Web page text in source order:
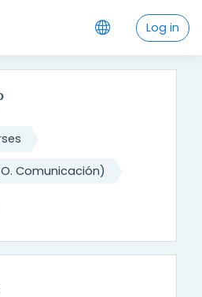
Log in
Comunicación)